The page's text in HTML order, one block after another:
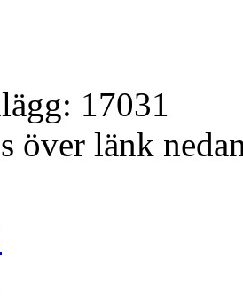
17031
över länk